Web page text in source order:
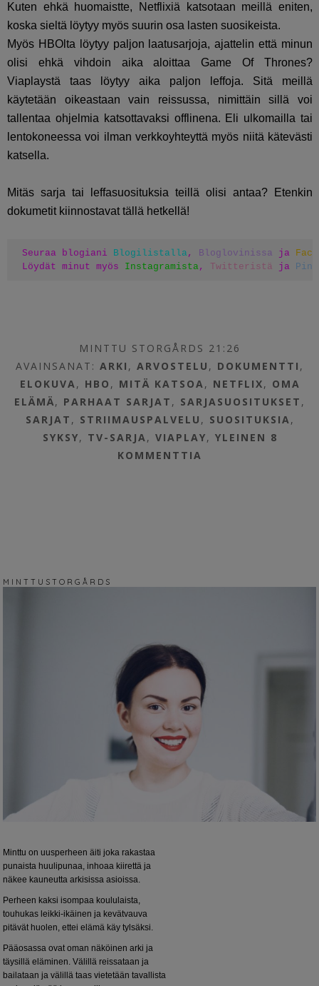
Kuten ehkä huomaistte, Netflixiä katsotaan meillä eniten,
koska sieltä löytyy myös suurin osa lasten suosikeista.
Myös HBOlta löytyy paljon laatusarjoja, ajattelin että minun
olisi ehkä vihdoin aika aloittaa Game Of Thrones?
Viaplaystä taas löytyy aika paljon leffoja. Sitä meillä
käytetään oikeastaan vain reissussa, nimittäin sillä voi
tallentaa ohjelmia katsottavaksi offlinena. Eli ulkomailla tai
lentokoneessa voi ilman verkkoyhteyttä myös niitä kätevästi
katsella.
Mitäs sarja tai leffasuosituksia teillä olisi antaa? Etenkin
dokumetit kiinnostavat tällä hetkellä!
Seuraa blogiani Blogilistalla, Bloglovinissa ja
Löydät minut myös Instagramista, Twitteristä ja
MINTTU STORGÅRDS 21:26
AVAINSANAT:ARKI ,ARVOSTELU , DOKUMENTTI ,
ELOKUVA, HBO , MITÄ KATSOA, NETFLIX, OMA
ELÄMÄ, PARHAAT SARJAT , SARJASUOSITUKSET ,
SARJAT , STRIIMAUSPALVELU , SUOSITUKSIA,
SYKSY, TV-SARJA, VIAPLAY, YLEINEN 8
KOMMENTTIA
M I N T T U S T O R G Å R D S
Minttu on uusperheen äiti joka rakastaa
punaista huulipunaa, inhoaa kiirettä ja
näkee kauneutta arkisissa asioissa.
Perheen kaksi isompaa koululaista,
touhukas leikki-ikäinen ja kevätvauva
pitävät huolen, ettei elämä käy tylsäksi.
Pääosassa ovat oman näköinen arki ja
täysillä eläminen. Välillä reissataan ja
bailataan ja välillä taas vietetään tavallista